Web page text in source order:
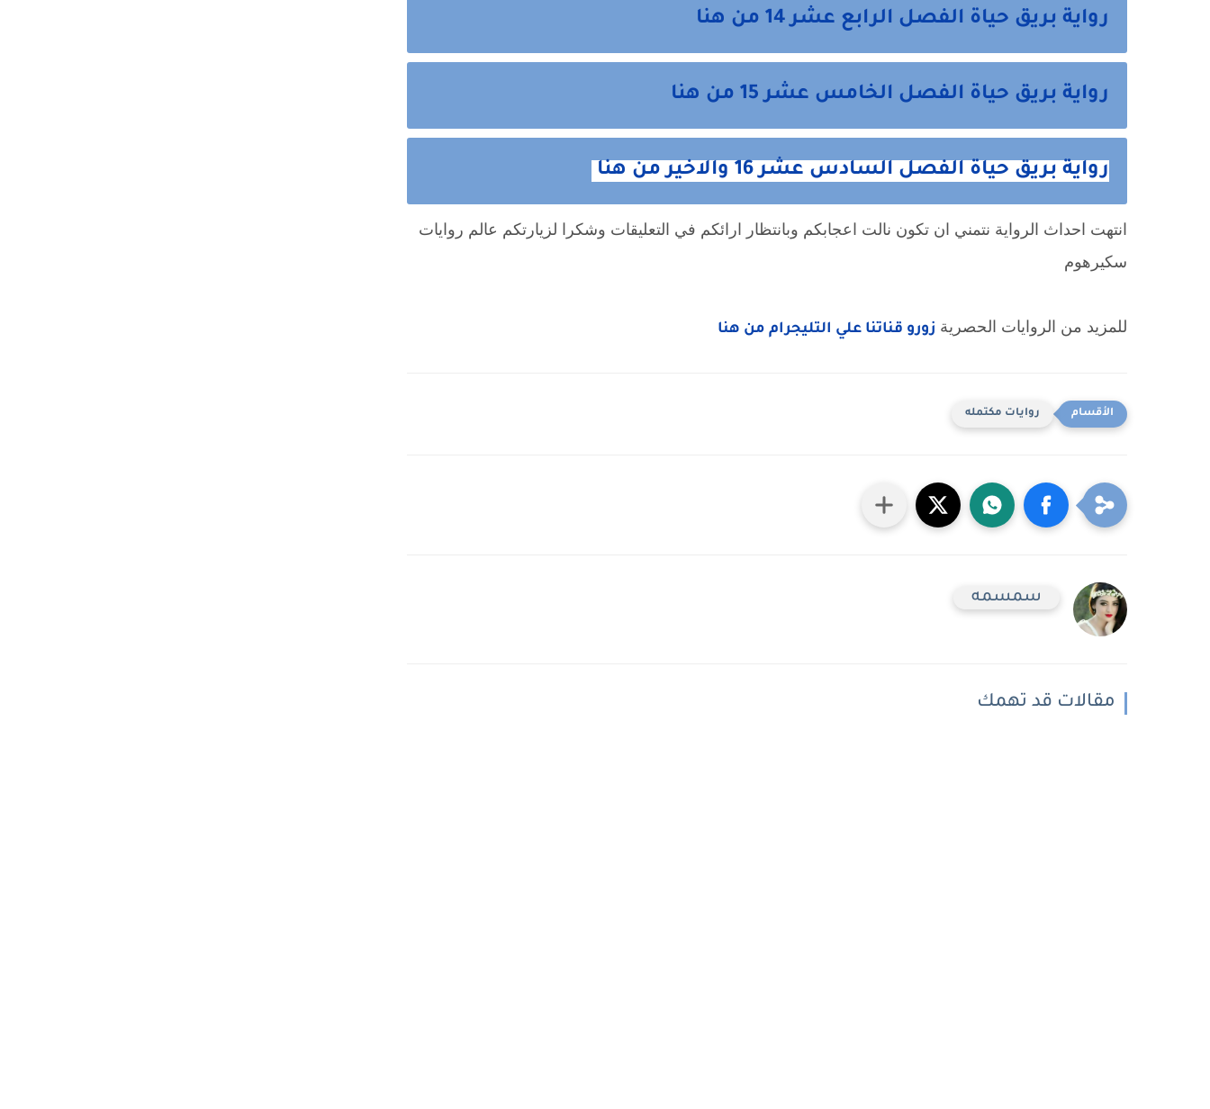
رواية بريق حياة الفصل الرابع عشر 14 من هنا
رواية بريق حياة الفصل الخامس عشر 15 من هنا
رواية بريق حياة الفصل السادس عشر 16 والاخير من هنا
انتهت احداث الرواية نتمني ان تكون نالت اعجابكم وبانتظار ارائكم في التعليقات وشكرا لزيارتكم عالم روايات
سكيرهوم
للمزيد من الروايات الحصرية زورو قناتنا علي التليجرام من هنا
روايات مكتمله
سمسمه
مقالات قد تهمك